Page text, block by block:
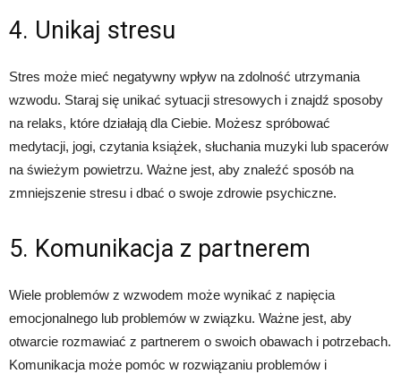
4. Unikaj stresu
Stres może mieć negatywny wpływ na zdolność utrzymania
wzwodu. Staraj się unikać sytuacji stresowych i znajdź sposoby
na relaks, które działają dla Ciebie. Możesz spróbować
medytacji, jogi, czytania książek, słuchania muzyki lub spacerów
na świeżym powietrzu. Ważne jest, aby znaleźć sposób na
zmniejszenie stresu i dbać o swoje zdrowie psychiczne.
5. Komunikacja z partnerem
Wiele problemów z wzwodem może wynikać z napięcia
emocjonalnego lub problemów w związku. Ważne jest, aby
otwarcie rozmawiać z partnerem o swoich obawach i potrzebach.
Komunikacja może pomóc w rozwiązaniu problemów i